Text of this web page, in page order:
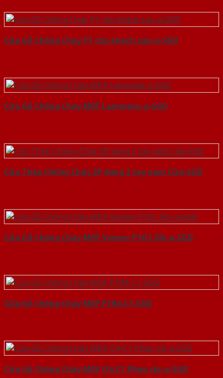
Cửa Gỗ Chống Cháy P1 cho khach san-a-SGD
Cửa Gỗ Chống Cháy MDF Laminate-a-SGD
Cửa Thép Chống Cháy 2P dung 2 tay nam Cửa-SGD
Cửa Gỗ Chống Cháy MDF Veneer P1G1 Sồi-a-SGD
Cửa Gỗ Chống Cháy MDF P1R4-C1-SGD
Cửa Gỗ Chống Cháy MDF O4-C1 Phào chi-a-SGD